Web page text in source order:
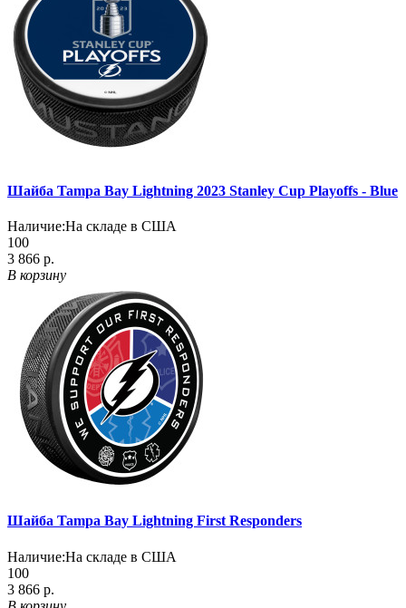
Шайба Tampa Bay Lightning 2023 Stanley Cup Playoffs - Blue
Наличие:На складе в США
100
3 866 р.
В корзину
Шайба Tampa Bay Lightning First Responders
Наличие:На складе в США
100
3 866 р.